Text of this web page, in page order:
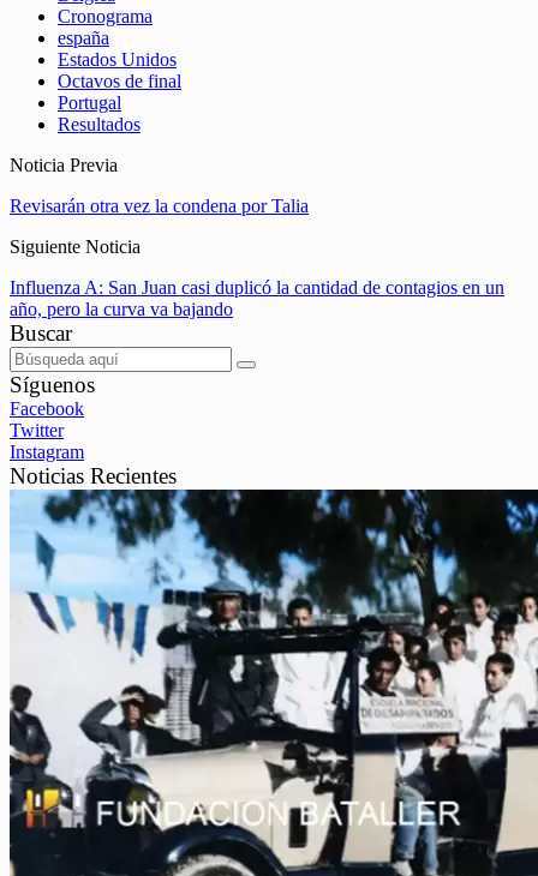
Cronograma
españa
Estados Unidos
Octavos de final
Portugal
Resultados
Noticia Previa
Revisarán otra vez la condena por Talia
Siguiente Noticia
Influenza A: San Juan casi duplicó la cantidad de contagios en un
año, pero la curva va bajando
Buscar
Síguenos
Facebook
Twitter
Instagram
Noticias Recientes